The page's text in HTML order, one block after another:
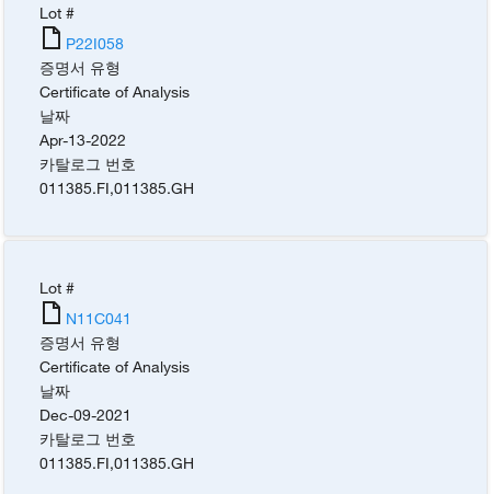
Lot #
P22I058
증명서 유형
Certificate of Analysis
날짜
Apr-13-2022
카탈로그 번호
011385.FI,011385.GH
Lot #
N11C041
증명서 유형
Certificate of Analysis
날짜
Dec-09-2021
카탈로그 번호
011385.FI,011385.GH